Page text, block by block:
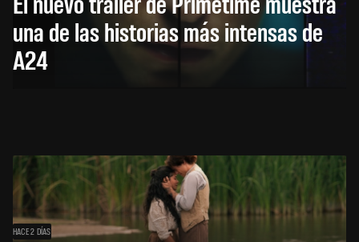
una de las historias más intensas de
A24
HACE 2 DÍAS